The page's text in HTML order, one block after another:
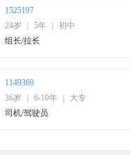
1525197
24岁
5年
初中
组长/拉长
1149369
36岁
6-10年
大专
司机/驾驶员